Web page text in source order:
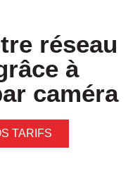
réseau
à
caméra
TARIFS